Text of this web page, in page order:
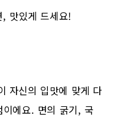
맛있게 드세요!
자신의 입맛에 맞게 다
에요. 면의 굵기, 국